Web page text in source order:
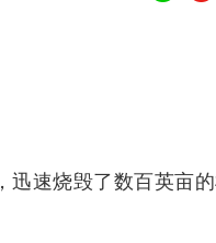
迅速烧毁了数百英亩